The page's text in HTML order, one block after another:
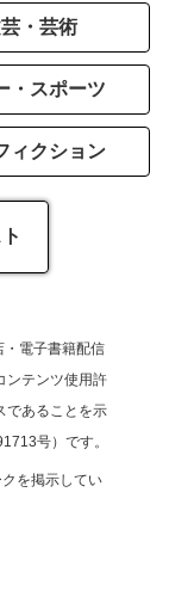
・芸術
・スポーツ
ィクション
・電子書籍配信
ンテンツ使用許
であることを示
号）です。
を掲示してい